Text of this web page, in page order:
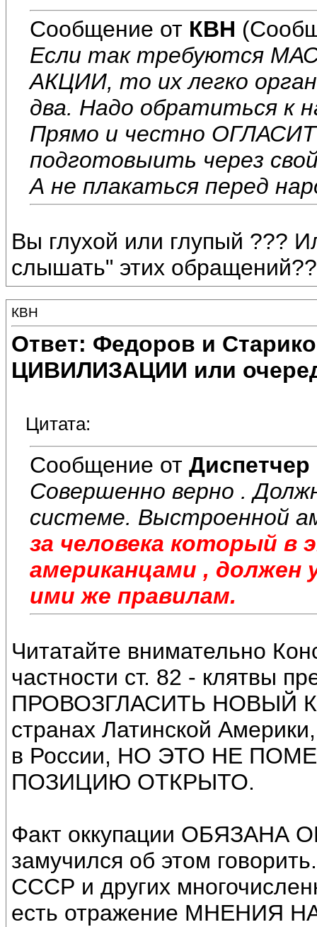
Сообщение от КВН
Если так требуются
АКЦИИ, то их легко
два. Надо обратиться к
Прямо и честно
подготовыить через
А не плакаться перед
Вы глухой или глупый ???
слышать" этих обращений??
КВН
Ответ: Федоров и
ЦИВИЛИЗАЦИИ или
Цитата:
Сообщение от Диспетчер
Совершенно верно .
системе. Выстроенной
за человека который
американцами ,
ими же правилам.
Читатайте внимательно
частности ст. 82 - клятвы
ПРОВОЗГЛАСИТЬ НОВЫЙ
странах Латинской
в России, НО ЭТО НЕ
ПОЗИЦИЮ ОТКРЫТО.
Факт оккупации ОБЯЗАНА
замучился об этом
СССР и других
есть отражение МНЕНИЯ